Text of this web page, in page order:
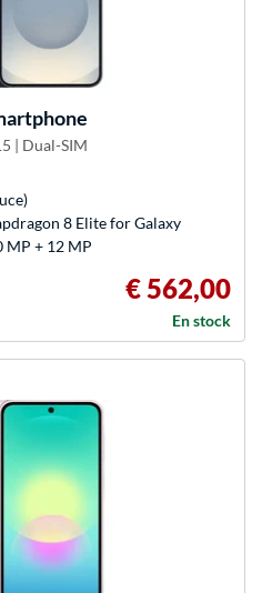
| Dual-SIM
8 Elite for Galaxy
MP + 12 MP
€ 562,00
En stock